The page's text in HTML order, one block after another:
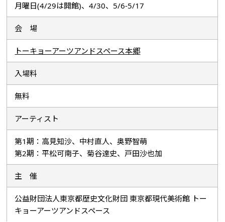
月曜日(4/29は開館)、4/30、5/6-5/17
会 場
トーキョーアーツアンドスペース本郷
入場料
無料
アーティスト
第1期：高見知沙、中村直人、奥野智萌
第2期：平松可南子、菊谷達史、戸田沙也加
主 催
公益財団法人東京都歴史文化財団 東京都現代美術館 トー
キョーアーツアンドスペース